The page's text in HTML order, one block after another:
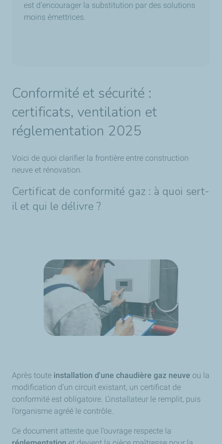
est d’encourager la substitution par des solutions
moins émettrices.
Conformité et sécurité :
certificats, ventilation et
réglementation 2025
Voici de quoi clarifier la frontière entre construction
neuve et rénovation.
Certificat de conformité gaz : à quoi sert-
il et qui le délivre ?
Après toute installation d'une chaudière gaz neuve ou la
modification d’un circuit existant, un certificat de
conformité est obligatoire. L’installateur le remplit, puis
l’organisme agréé le contrôle.
Ce document atteste que l’ouvrage respecte la